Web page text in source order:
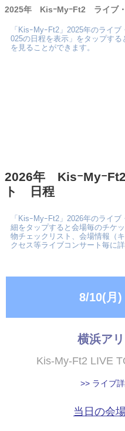
2025年 KisｰMyｰFt2 ライブ
「KisｰMyｰFt2」2025年のライ
025の日程を表示」をタップす
を見ることができます。
2026年 KisｰMyｰ
ト 日程
「KisｰMyｰFt2」2026年のライ
細をタップすると会場毎のチケ
物チェックリスト、会場情報（
クセス等ライブコンサート毎に
8/10(月)
横浜ア
Kis-My-Ft2 LIVE
>> ライブ
当日の会